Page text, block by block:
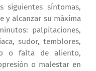
siguientes síntomas,
y alcanzar su máxima
palpitaciones,
sudor, temblores,
o falta de aliento,
o malestar en